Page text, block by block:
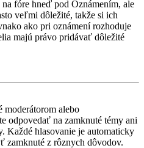
fóre hneď pod Oznámením, ale
veľmi dôležité, takže si ich
ako pri oznámení rozhoduje
majú právo pridávať dôležité
alebo
odpovedať na zamknuté témy ani
Každé hlasovanie je automaticky
zamknuté z rôznych dôvodov.